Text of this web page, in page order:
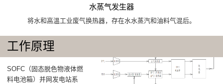
水蒸气发生器
将水和高溫工业废气换热器，存在水水蒸汽和油料气混后。
工作原理
SOFC（固态脱色物液体燃
料电池箱）并网发电站系